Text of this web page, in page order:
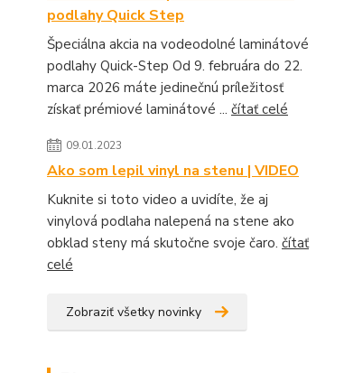
podlahy Quick Step
Špeciálna akcia na vodeodolné laminátové
podlahy Quick-Step Od 9. februára do 22.
marca 2026 máte jedinečnú príležitosť
získať prémiové laminátové ... čítať celé
09.01.2023
Ako som lepil vinyl na stenu | VIDEO
Kuknite si toto video a uvidíte, že aj
vinylová podlaha nalepená na stene ako
obklad steny má skutočne svoje čaro. čítať
celé
Zobraziť všetky novinky